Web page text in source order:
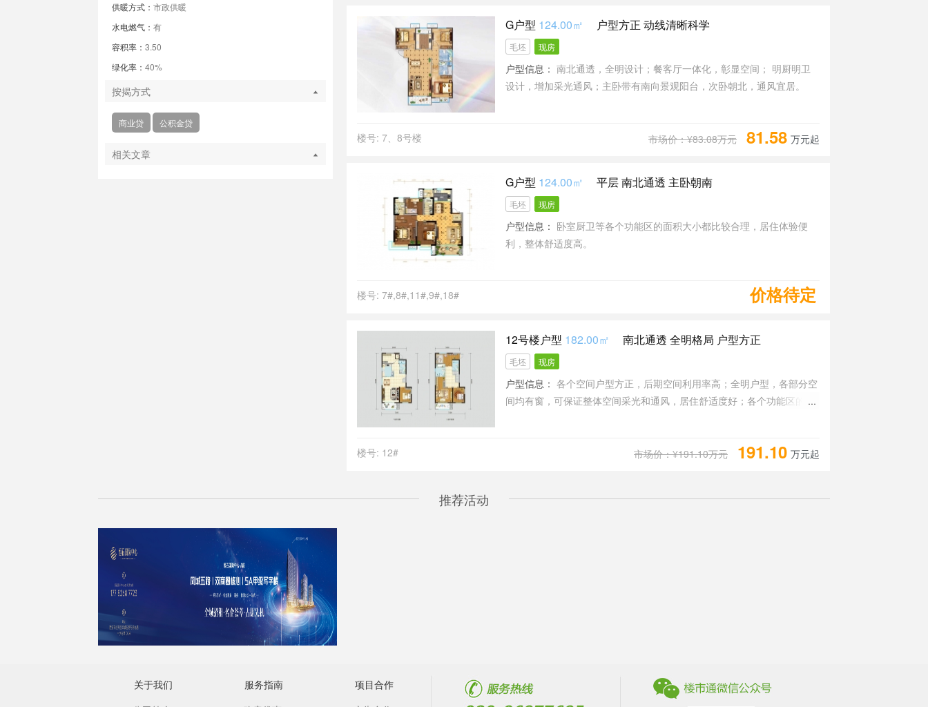
供暖方式： 市政供暖
水电燃气： 有
容积率： 3.50
绿化率： 40%
按揭方式
商业贷 公积金贷
相关文章
G户型 124.00㎡ 户型方正 动线清晰科学
毛坯 现房
户型信息： 南北通透，全明设计；餐客厅一体化，彰显空间； 明厨明卫
设计，增加采光通风；主卧带有南向景观阳台，次卧朝北，通风宜居。
楼号: 7、8号楼 市场价：¥83.08万元 81.58 万元起
G户型 124.00㎡ 平层 南北通透 主卧朝南
毛坯 现房
户型信息： 卧室厨卫等各个功能区的面积大小都比较合理，居住体验便
利，整体舒适度高。
楼号: 7#,8#,11#,9#,18# 价格待定
12号楼户型 182.00㎡ 南北通透 全明格局 户型方正
毛坯 现房
户型信息： 各个空间户型方正，后期空间利用率高；全明户型，各部分空
间均有窗，可保证整体空间采光和通风，居住舒适度好；各个功能区的尺
楼号: 12#
市场价：¥191.10万元 191.10 万元起
推荐活动
关于我们
服务指南
项目合作